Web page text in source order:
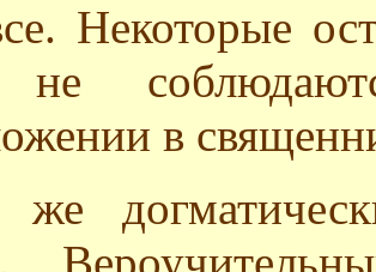
Некоторые
не
в